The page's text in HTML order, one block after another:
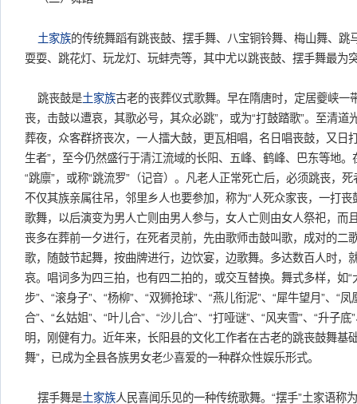
土家族的传统舞蹈有跳丧鼓、摆手舞、八宝铜铃舞、梅山舞、跳
耍耍、跳花灯、玩龙灯、玩蚌壳等，其中尤以跳丧鼓、摆手舞最为
跳丧鼓是土家族古老的丧葬仪式歌舞。早在隋唐时，定居夔峡一
丧，击鼓以遭哀，其歌必号，其众必跳”，或为“打鼓踏歌”。至清道
葬夜，众客群挤丧次，一人擂大鼓，更瓦相唱，名日唱丧鼓，又日
生者”，至今仍然盛行于清江流域的长阳、五峰、鹤峰、巴东等地。
“跳廪”，或称“跳流罗”（记音）。凡老人正常死亡后，必须跳丧，
不仅其族亲属往吊，邻里乡人也要参加，称为“人死众家丧，一打丧
歌舞，以后演变为男人亡则由男人参与，女人亡则由女人祭祀，而
丧多在葬前一夕进行，在死者灵前，先由歌师击鼓叫歌，成对的二
歌，随鼓节起舞，按曲牌进行，边饮宴，边歌舞。多达数百人时，
哀。唱词多为四三拍，也有四二拍的，或交互替换。舞式多样，如“
步”、“滚身子”、“杨柳”、“双狮抢球”、“燕儿衔泥”、“犀牛望月”、“
合”、“幺姑姐”、“叶儿合”、“沙儿合”、“打哑谜”、“风夹雪”、“升子
明，刚健有力。近年来，长阳县的文化工作者在古老的跳丧鼓舞基
舞”，已成为全县各族男女老少喜爱的一种群众性娱乐形式。
摆手舞是土家族人民喜闻乐见的一种传统歌舞。“摆手”土家语称